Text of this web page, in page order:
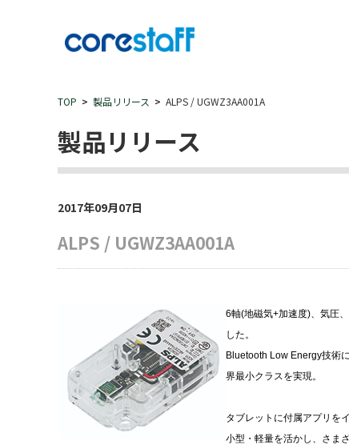
TOP 製品リリース ALPS / UGWZ3AA001A
製品リリース
2017年09月07日
ALPS / UGWZ3AA001A
6軸(地磁気+加速度)、気圧
した。
Bluetooth Low Energy技術
界最小クラスを実現。
タブレットに付属アプリを
小型・軽量を活かし、さま